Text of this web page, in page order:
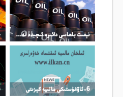
نېفىت باھاسى دائىرە ئىچىدە تەۋرىنىشنى ئاساس قىلدى
6-ئاۋغۇستىكى مالىيە گېزىتى